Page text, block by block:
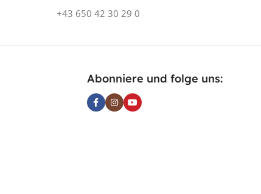
+43 650 42 30 29 0
Abonniere und folge uns: